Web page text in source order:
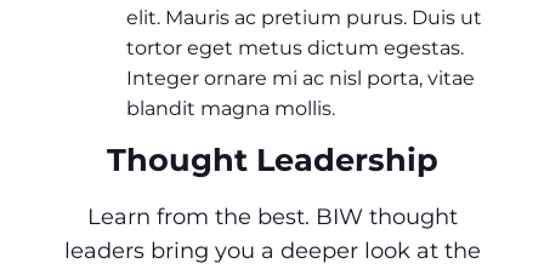
elit. Mauris ac pretium purus. Duis ut
tortor eget metus dictum egestas.
Integer ornare mi ac nisl porta, vitae
blandit magna mollis.
Thought Leadership
Learn from the best. BIW thought
leaders bring you a deeper look at the